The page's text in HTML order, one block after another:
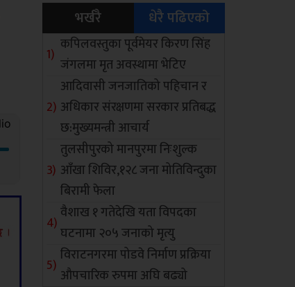
भर्खरै धेरै पढिएको
कपिलवस्तुका पूर्वमेयर किरण सिंह
जंगलमा मृत अवस्थामा भेटिए
आदिवासी जनजातिको पहिचान र
अधिकार संरक्षणमा सरकार प्रतिबद्ध
छ:मुख्यमन्त्री आचार्य
तुलसीपुरको मानपुरमा निःशुल्क
आँखा शिविर,१२८ जना मोतिविन्दुका
बिरामी फेला
वैशाख १ गतेदेखि यता विपदका
घटनामा २०५ जनाको मृत्यु
विराटनगरमा पोडवे निर्माण प्रक्रिया
औपचारिक रुपमा अघि बढ्यो